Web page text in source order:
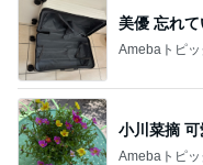
美優 忘れ
Amebaトピッ
小川菜摘
Amebaトピッ